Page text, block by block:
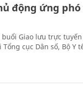
động ứng
Giao lưu trực
cục Dân số, Bộ Y